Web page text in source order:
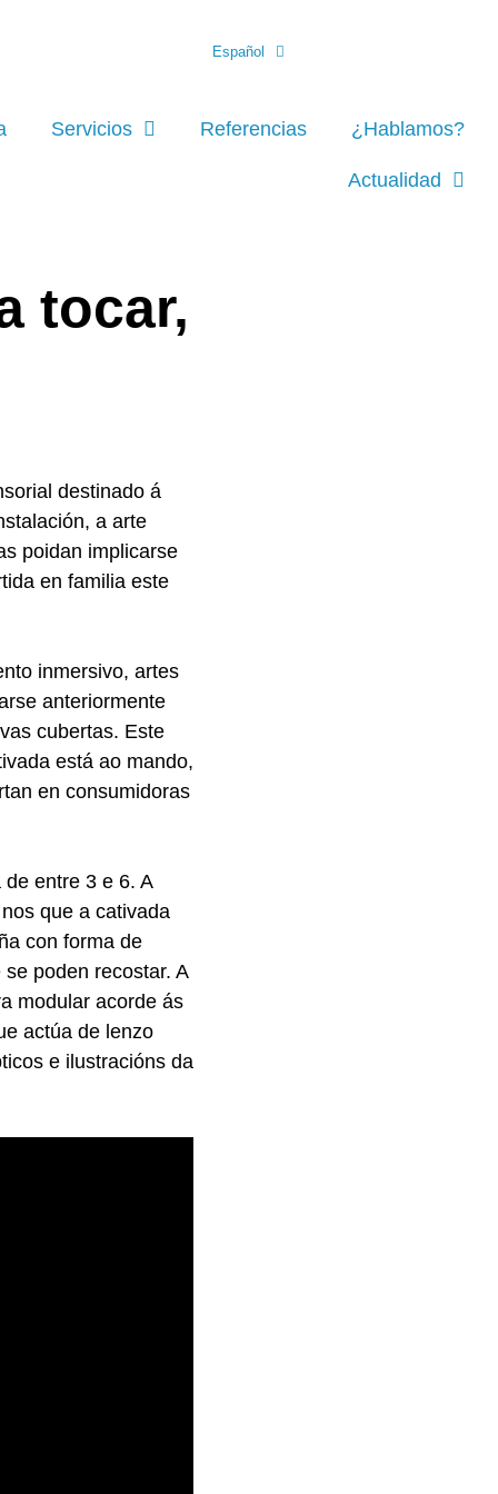
Español
Servicios Referencias ¿Hablamos?
Actualidad
tocar,
destinado á
a arte
poidan implicarse
en familia este
inmersivo, artes
anteriormente
cubertas. Este
está ao mando,
en consumidoras
entre 3 e 6. A
que a cativada
con forma de
poden recostar. A
modular acorde ás
actúa de lenzo
e ilustracións da